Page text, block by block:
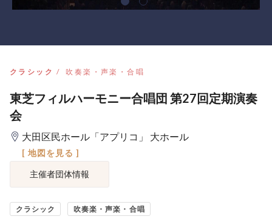
クラシック 吹奏楽・声楽・合唱
東芝フィルハーモニー合唱団 第27回定期演奏
会
大田区民ホール「アプリコ」 大ホール
[ 地図を見る ]
主催者団体情報
クラシック 吹奏楽・声楽・合唱